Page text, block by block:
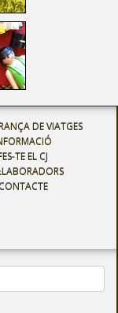
DE VIATGES
TE EL CJ
CONTACTE